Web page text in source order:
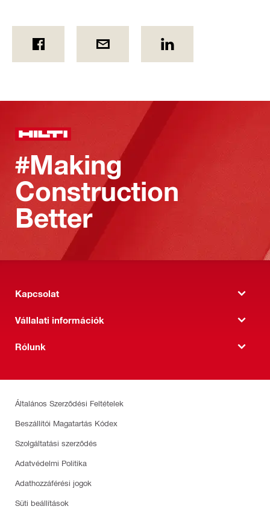
#Making
Construction
Better
Kapcsolat
Vállalati információk
Rólunk
Általános Szerződési Feltételek
Beszállítói Magatartás Kódex
Szolgáltatási szerződés
Adatvédelmi Politika
Adathozzáférési jogok
Süti beállítások